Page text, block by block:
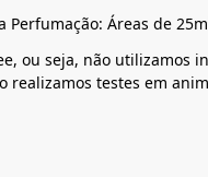
Áreas de
ou seja, não utilizamos
realizamos testes em